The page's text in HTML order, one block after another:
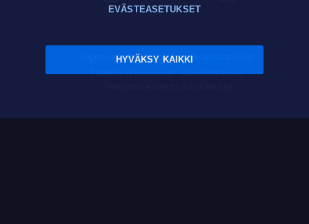
Sopimusehdot Tietosuoja Evästeasetukset
Sääntelyviranomaiset Saavutettavuus
EVÄSTEASETUKSET
HYVÄKSY KAIKKI